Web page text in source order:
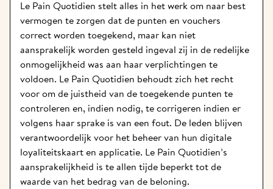
Le Pain Quotidien stelt alles in het werk om naar best
vermogen te zorgen dat de punten en vouchers
correct worden toegekend, maar kan niet
aansprakelijk worden gesteld ingeval zij in de redelijke
onmogelijkheid was aan haar verplichtingen te
voldoen. Le Pain Quotidien behoudt zich het recht
voor om de juistheid van de toegekende punten te
controleren en, indien nodig, te corrigeren indien er
volgens haar sprake is van een fout. De leden blijven
verantwoordelijk voor het beheer van hun digitale
loyaliteitskaart en applicatie. Le Pain Quotidien’s
aansprakelijkheid is te allen tijde beperkt tot de
waarde van het bedrag van de beloning.